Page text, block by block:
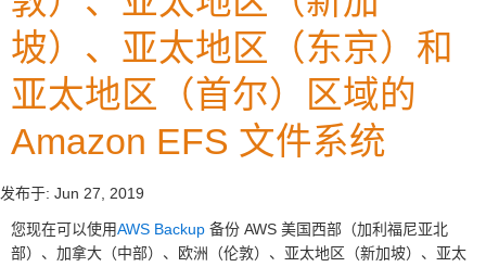
坡）、亚太地区（东京）和
亚太地区（首尔）区域的
Amazon EFS 文件系统
发布于: Jun 27, 2019
您现在可以使用AWS Backup 备份 AWS 美国西部（加利福尼亚北
部）、加拿大（中部）、欧洲（伦敦）、亚太地区（新加坡）、亚太